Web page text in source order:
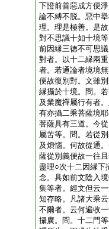
下證前善惡成方便
論不縛不脱。惡中
理。理是極善。是
對不思議十如十境
前因縁三徳不可思
對者。以十二縁兩
者。若通論者境境
便故復別對。文雖
縁攝於十境。問。
及業魔禪屬行有者
有亦攝二乘菩薩境
菩薩具有三道。今
屬苦等。問。若從
及煩惱。何故從通
薩從別義便故一往
盡理○次十二因縁下
念。具如前文陰入
集等者。經文但云
知存略。凡諸大乘
不爾者。云何遍收
攝廣。問。十二門